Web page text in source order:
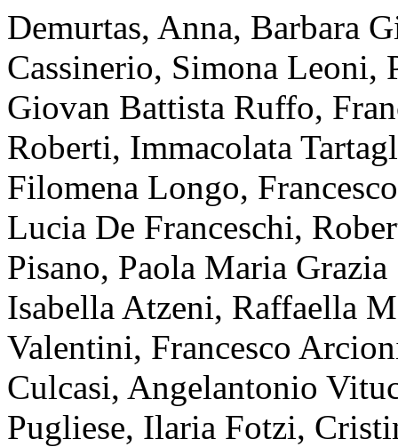
Demurtas, Anna, Barbara
Cassinerio, Simona Leoni,
Giovan Battista Ruffo,
Roberti, Immacolata
Filomena Longo,
Lucia De Franceschi,
Pisano, Paola Maria
Isabella Atzeni, Raffaella
Valentini, Francesco
Culcasi, Angelantonio
Pugliese, Ilaria Fotzi,